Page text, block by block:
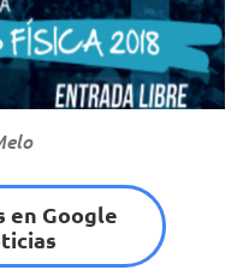
en Google